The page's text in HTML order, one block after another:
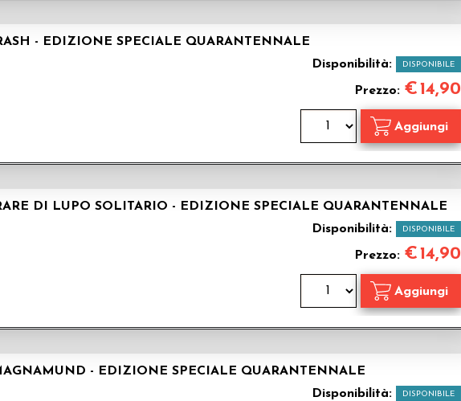
- EDIZIONE SPECIALE QUARANTENNALE
Disponibilità: DISPONIBILE
Prezzo: €14,90
DI LUPO SOLITARIO - EDIZIONE SPECIALE QUARANTENNALE
Disponibilità: DISPONIBILE
Prezzo: €14,90
- EDIZIONE SPECIALE QUARANTENNALE
Disponibilità: DISPONIBILE